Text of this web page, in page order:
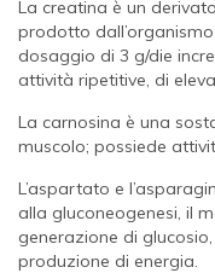
La creatina è un
prodotto
dosaggio di 3 g/die
attività ripetitive, di
La carnosina è una
muscolo; possiede
L’aspartato e
alla gluconeogenesi, il
generazione di
produzione di energia.